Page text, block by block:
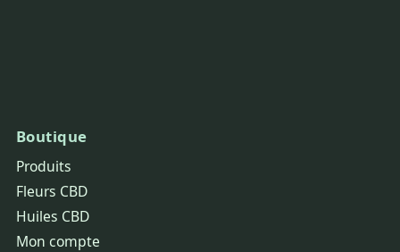
Boutique
Produits
Fleurs CBD
Huiles CBD
Mon compte